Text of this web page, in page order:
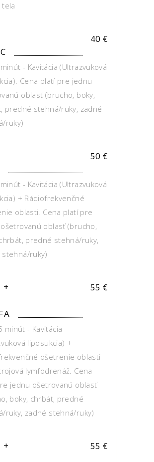
tela
40 €
- Kavitácia (Ultrazvuková
Cena platí pre jednu
oblasť (brucho, boky,
predné stehná/ruky, zadné
ruky)
50 €
- Kavitácia (Ultrazvuková
+ Rádiofrekvenčné
oblasti. Cena platí pre
oblasť (brucho,
predné stehná/ruky,
stehná/ruky)
+
55 €
minút - Kavitácia
liposukcia) +
ošetrenie oblasti
lymfodrenáž. Cena
jednu ošetrovanú oblasť
boky, chrbát, predné
ruky, zadné stehná/ruky)
+
55 €